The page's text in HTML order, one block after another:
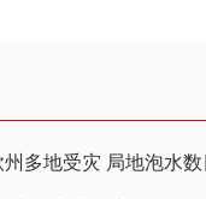
州多地受灾 局地泡水数